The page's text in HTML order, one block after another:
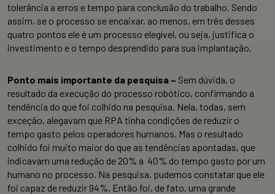
tolerância a erros e tempo para conclusão do trabalho. Sendo
assim, se o processo se encaixar, ao menos, em três desses
quatro pontos ele é um processo elegível, ou seja, justifica o
investimento e o tempo desprendido para sua implantação.
Ponto mais importante da pesquisa – Sem dúvida, o
resultado da execução do processo robótico, confirmando a
tendência do que foi colhido na pesquisa. Nela, todas, sem
exceção, alegavam que RPA tinha condições de reduzir o
tempo gasto pelos operadores humanos. Mas o resultado
colhido foi muito maior do que as tendências apontadas, que
indicavam uma redução de 20% a 40% do tempo gasto por um
humano no processo. Na pesquisa, pudemos constatar que ele
foi capaz de reduzir 94%. Então foi, de fato, uma grande